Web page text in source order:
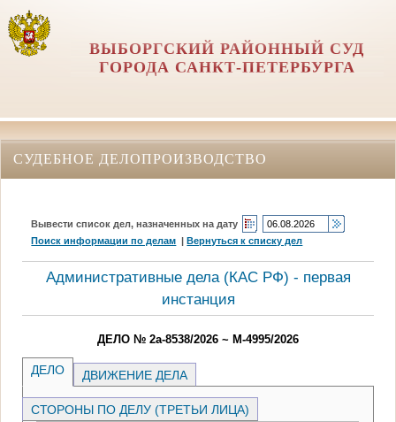
ВЫБОРГСКИЙ РАЙОННЫЙ СУД
ГОРОДА САНКТ-ПЕТЕРБУРГА
СУДЕБНОЕ ДЕЛОПРОИЗВОДСТВО
Вывести список дел, назначенных на дату
Поиск информации по делам |Вернуться к списку дел
Административные дела (КАC РФ) - первая
инстанция
ДЕЛО № 2а-8538/2026 ~ М-4995/2026
ДЕЛО ДВИЖЕНИЕ ДЕЛА
СТОРОНЫ ПО ДЕЛУ (ТРЕТЬИ ЛИЦА)